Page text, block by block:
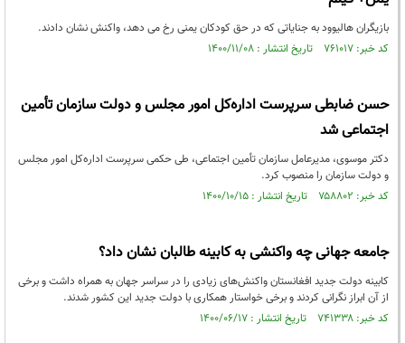
بازیگران هالیوود به جنایاتی که در حق کودکان یمنی رخ می دهد، واکنش نشان دادند.
کد خبر: ۷۶۱۰۱۷ تاریخ انتشار : ۱۴۰۰/۱۱/۰۸
حسن ضابطی سرپرست اداره‌کل امور مجلس و دولت سازمان تأمین
اجتماعی شد
دکتر موسوی، مدیرعامل سازمان تأمین اجتماعی، طی حکمی سرپرست اداره‌کل امور مجلس
و دولت سازمان را منصوب کرد.
کد خبر: ۷۵۸۸۰۲ تاریخ انتشار : ۱۴۰۰/۱۰/۱۵
جامعه جهانی چه واکنشی به کابینه طالبان نشان داد؟
کابینه دولت جدید افغانستان واکنش‌های زیادی را در سراسر جهان به همراه داشت و برخی
از آن ابراز نگرانی کردند و برخی خواستار همکاری با دولت جدید این کشور شدند.
کد خبر: ۷۴۱۳۳۸ تاریخ انتشار : ۱۴۰۰/۰۶/۱۷